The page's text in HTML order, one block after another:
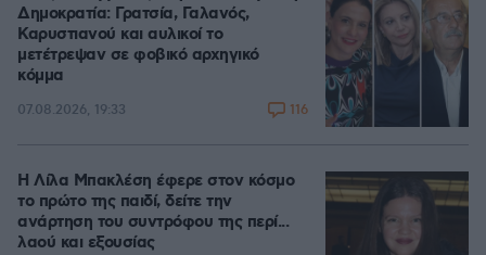
Δημοκρατία: Γρατσία, Γαλανός,
Καρυστιανού και αυλικοί το
μετέτρεψαν σε φοβικό αρχηγικό
κόμμα
07.08.2026, 19:33 116
Η Λίλα Μπακλέση έφερε στον κόσμο
το πρώτο της παιδί, δείτε την
ανάρτηση του συντρόφου της περί...
λαού και εξουσίας